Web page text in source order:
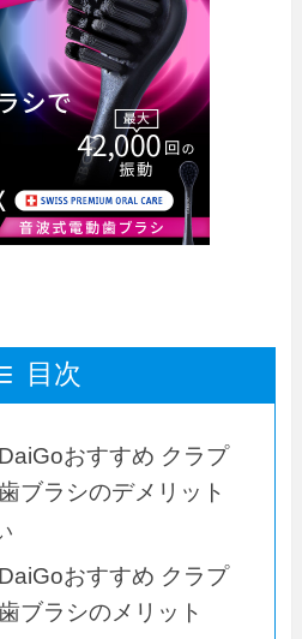
目次
おすすめ クラプ
ブラシのデメリット
おすすめ クラプ
ブラシのメリット